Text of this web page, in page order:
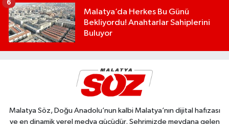
Malatya’da Herkes Bu Günü
Bekliyordu! Anahtarlar Sahiplerini
Buluyor
6
Malatya Söz, Doğu Anadolu’nun kalbi Malatya’nın dijital hafızası
ve en dinamik yerel medya gücüdür. Şehrimizde meydana gelen